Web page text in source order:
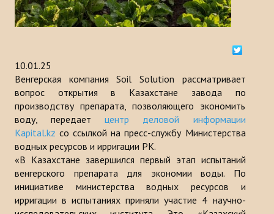
Кыргызстан
Азербайджан
Туркменистан
ПУБЛИКАЦИИ
Публикации
Информационные бюллетени
10.01.25
Венгерская компания Soil Solution рассматривает
вопрос открытия в Казахстане завода по
производству препарата, позволяющего экономить
воду, передаетцентр деловой информации
Kapital.kz со ссылкой на пресс-службу Министерства
водных ресурсов и ирригации РК.
«В Казахстане завершился первый этап испытаний
венгерского препарата для экономии воды. По
инициативе министерства водных ресурсов и
ирригации в испытаниях приняли участие 4 научно-